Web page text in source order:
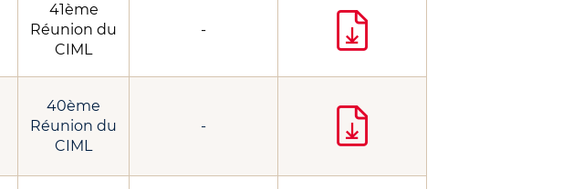
41ème
Réunion du
CIML
-
40ème
Réunion du
CIML
-